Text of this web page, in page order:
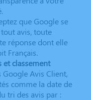
que Google se
avis, toute
réponse dont elle
Français.
et classement
Google Avis Client,
comme la date de
tri des avis par :